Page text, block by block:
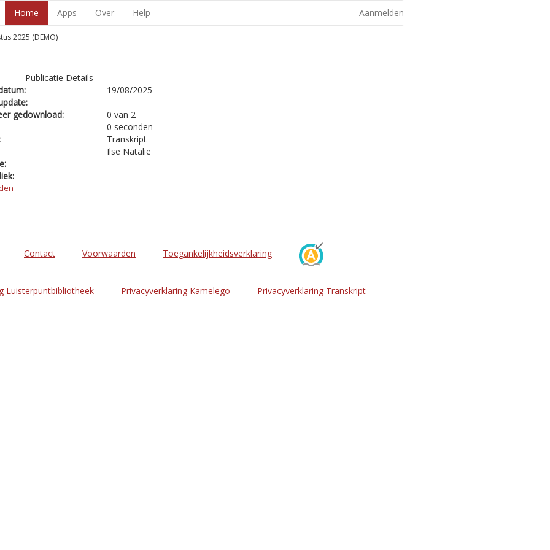
Home Apps Over Help Aanmelden
2025 (DEMO)
Publicatie Details
19/08/2025
gedownload:
0 van 2
0 seconden
Transkript
Ilse Natalie
Contact Voorwaarden Toegankelijkheidsverklaring
Luisterpuntbibliotheek Privacyverklaring Kamelego Privacyverklaring Transkript